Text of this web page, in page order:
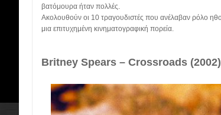
βατόμουρα ήταν πολλές.
Ακολουθούν οι 10 τραγουδιστές που ανέλαβαν ρόλο
μια επιτυχημένη κινηματογραφική πορεία.
Britney Spears – Crossroads (2002)